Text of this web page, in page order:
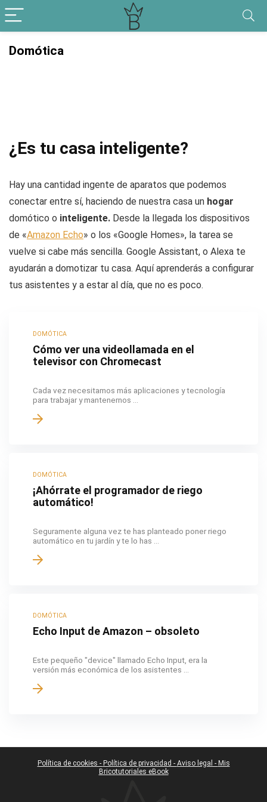
Domótica
¿Es tu casa inteligente?
Hay una cantidad ingente de aparatos que podemos
conectar entre sí, haciendo de nuestra casa un hogar
domótico o inteligente. Desde la llegada los dispositivos
de «Amazon Echo» o los «Google Homes», la tarea se
vuelve si cabe más sencilla. Google Assistant, o Alexa te
ayudarán a domotizar tu casa. Aquí aprenderás a configurar
tus asistentes y a estar al día, que no es poco.
DOMÓTICA
Cómo ver una videollamada en el
televisor con Chromecast
Cada vez necesitamos más aplicaciones y tecnología
para trabajar y mantenernos ...
DOMÓTICA
¡Ahórrate el programador de riego
automático!
Seguramente alguna vez te has planteado poner riego
automático en tu jardín y te lo has ...
DOMÓTICA
Echo Input de Amazon – obsoleto
Este pequeño "device" llamado Echo Input, era la
versión más económica de los asistentes ...
Política de cookies - Política de privacidad - Aviso legal - Mis
Bricotutoriales eBook